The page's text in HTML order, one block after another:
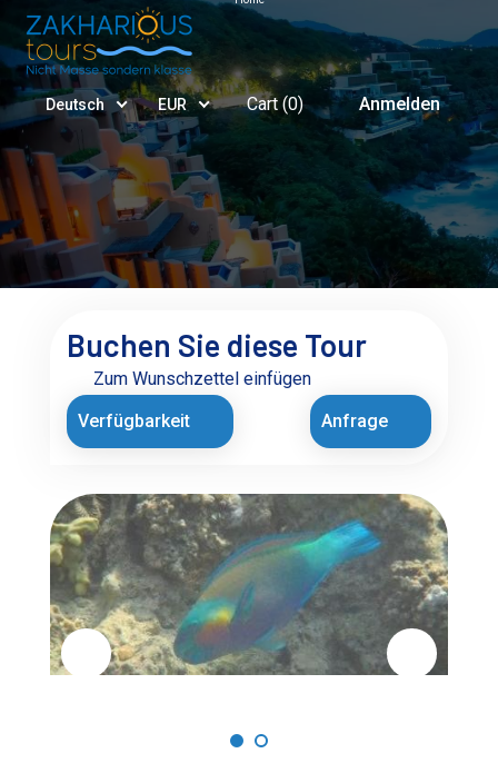
Deutsch EUR Cart (0) Anmelden
Buchen Sie diese Tour
Zum Wunschzettel einfügen
Verfügbarkeit
Anfrage